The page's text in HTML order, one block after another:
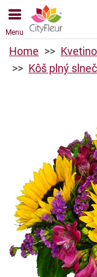
Objednávky
Najskorší možný
Menu
Home
Kôš plný